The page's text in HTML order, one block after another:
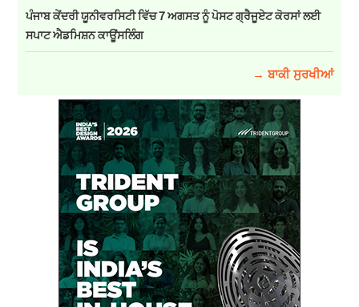
ਪੰਜਾਬ ਕੇਂਦਰੀ ਯੂਨੀਵਰਸਿਟੀ ਵਿੱਚ 7 ਅਗਸਤ ਨੂੰ ਪੋਸਟ ਗ੍ਰੈਜੂਏਟ ਕੋਰਸਾਂ ਲਈ
ਸਪਾਟ ਐਡਮਿਸ਼ਨ ਕਾਊਂਸਲਿੰਗ
→ ਬਾਕੀ ਸੁਰਖੀਆਂ